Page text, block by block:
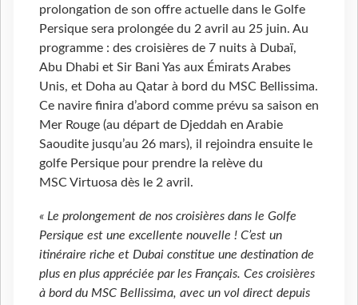
prolongation de son offre actuelle dans le Golfe
Persique sera prolongée du 2 avril au 25 juin. Au
programme : des croisières de 7 nuits à Dubaï,
Abu Dhabi et Sir Bani Yas aux Émirats Arabes
Unis, et Doha au Qatar à bord du MSC Bellissima.
Ce navire finira d’abord comme prévu sa saison en
Mer Rouge (au départ de Djeddah en Arabie
Saoudite jusqu’au 26 mars), il rejoindra ensuite le
golfe Persique pour prendre la relève du
MSC Virtuosa dès le 2 avril.
« Le prolongement de nos croisières dans le Golfe
Persique est une excellente nouvelle ! C’est un
itinéraire riche et Dubai constitue une destination de
plus en plus appréciée par les Français. Ces croisières
à bord du MSC Bellissima, avec un vol direct depuis